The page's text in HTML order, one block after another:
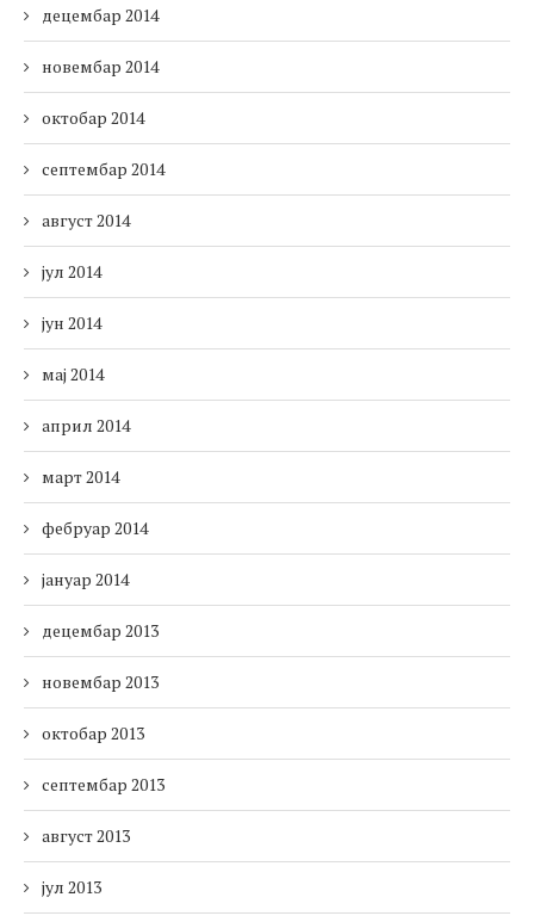
децембар 2014
новембар 2014
октобар 2014
септембар 2014
август 2014
јул 2014
јун 2014
мај 2014
април 2014
март 2014
фебруар 2014
јануар 2014
децембар 2013
новембар 2013
октобар 2013
септембар 2013
август 2013
јул 2013